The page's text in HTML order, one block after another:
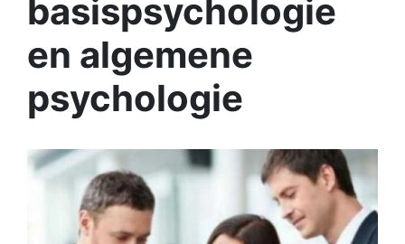
basispsychologie
en algemene
psychologie